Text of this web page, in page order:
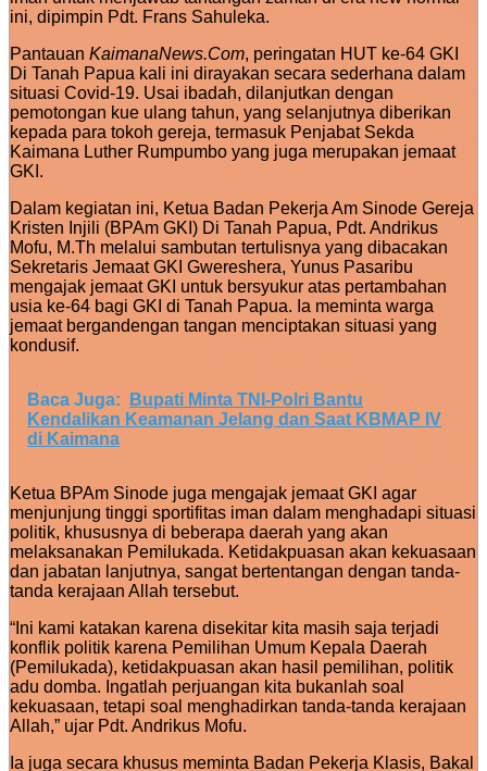
ini, dipimpin Pdt. Frans Sahuleka.
Pantauan KaimanaNews.Com, peringatan HUT ke-64 GKI
Di Tanah Papua kali ini dirayakan secara sederhana dalam
situasi Covid-19. Usai ibadah, dilanjutkan dengan
pemotongan kue ulang tahun, yang selanjutnya diberikan
kepada para tokoh gereja, termasuk Penjabat Sekda
Kaimana Luther Rumpumbo yang juga merupakan jemaat
GKI.
Dalam kegiatan ini, Ketua Badan Pekerja Am Sinode Gereja
Kristen Injili (BPAm GKI) Di Tanah Papua, Pdt. Andrikus
Mofu, M.Th melalui sambutan tertulisnya yang dibacakan
Sekretaris Jemaat GKI Gwereshera, Yunus Pasaribu
mengajak jemaat GKI untuk bersyukur atas pertambahan
usia ke-64 bagi GKI di Tanah Papua. Ia meminta warga
jemaat bergandengan tangan menciptakan situasi yang
kondusif.
Baca Juga:
Bupati Minta TNI-Polri Bantu
Kendalikan Keamanan Jelang dan Saat KBMAP IV
di Kaimana
Ketua BPAm Sinode juga mengajak jemaat GKI agar
menjunjung tinggi sportifitas iman dalam menghadapi situasi
politik, khususnya di beberapa daerah yang akan
melaksanakan Pemilukada. Ketidakpuasan akan kekuasaan
dan jabatan lanjutnya, sangat bertentangan dengan tanda-
tanda kerajaan Allah tersebut.
“Ini kami katakan karena disekitar kita masih saja terjadi
konflik politik karena Pemilihan Umum Kepala Daerah
(Pemilukada), ketidakpuasan akan hasil pemilihan, politik
adu domba. Ingatlah perjuangan kita bukanlah soal
kekuasaan, tetapi soal menghadirkan tanda-tanda kerajaan
Allah,” ujar Pdt. Andrikus Mofu.
Ia juga secara khusus meminta Badan Pekerja Klasis, Bakal